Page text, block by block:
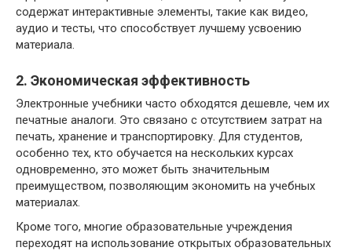
содержат интерактивные элементы, такие как видео,
аудио и тесты, что способствует лучшему усвоению
материала.
2. Экономическая эффективность
Электронные учебники часто обходятся дешевле, чем их
печатные аналоги. Это связано с отсутствием затрат на
печать, хранение и транспортировку. Для студентов,
особенно тех, кто обучается на нескольких курсах
одновременно, это может быть значительным
преимуществом, позволяющим экономить на учебных
материалах.
Кроме того, многие образовательные учреждения
переходят на использование открытых образовательных